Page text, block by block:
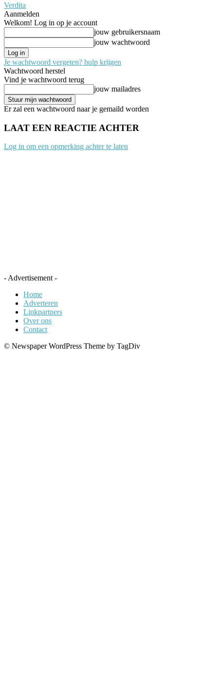
Verdita
Aanmelden
Welkom! Log in op je account
jouw gebruikersnaam
jouw wachtwoord
Je wachtwoord vergeten? hulp krijgen
Wachtwoord herstel
Vind je wachtwoord terug
jouw mailadres
Er zal een wachtwoord naar je gemaild worden
LAAT EEN REACTIE ACHTER
Log in om een opmerking achter te laten
- Advertisement -
Home
Adverteren
Linkpartners
Over ons
Contact
© Newspaper WordPress Theme by TagDiv